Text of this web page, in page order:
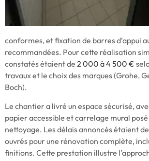
conformes, et fixation de barres d’appui
recommandées. Pour cette réalisation
constatés étaient de 2 000 à 4 500 €
travaux et le choix des marques (Grohe,
Boch).
Le chantier a livré un espace sécurisé,
papier accessible et carrelage mural
nettoyage. Les délais annoncés étaient
ouvrés pour une rénovation complète,
finitions. Cette prestation illustre